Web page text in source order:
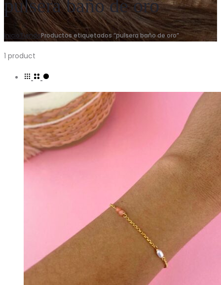
pulsera baño de oro
InicioTiendaProductos etiquetados “pulsera baño de oro”
1 product